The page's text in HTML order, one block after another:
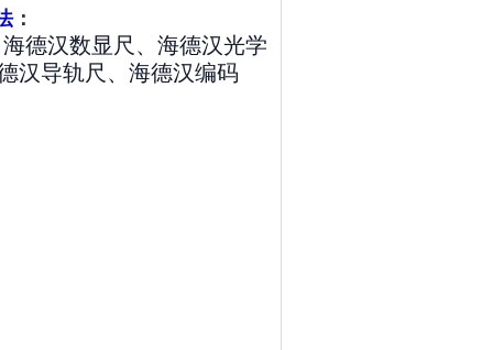
：
德汉数显尺、海德汉光学
汉导轨尺、海德汉编码